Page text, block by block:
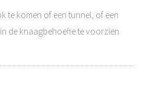
te komen of een tunnel, of een
de knaagbehoefte te voorzien.